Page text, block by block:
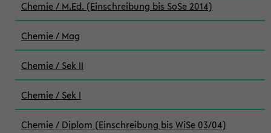
Chemie / M.Ed. (Einschreibung bis SoSe 2014)
Chemie / Mag
Chemie / Sek II
Chemie / Sek I
Chemie / Diplom (Einschreibung bis WiSe 03/04)